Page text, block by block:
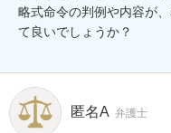
略式命令の判例や内容が
て良いでしょうか？
匿名A 弁護士